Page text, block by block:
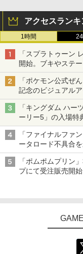
アクセスランキ
1時間
「スプラトゥーン
開始。ブキやステ
「ポケモン公式ぜ
記念のビジュアル
「キングダム ハー
ーリー5」の入場特
本日8月7日より先
「ファイナルファ
ータロード不具合
「ポムポムプリン
プにて受注販売開始